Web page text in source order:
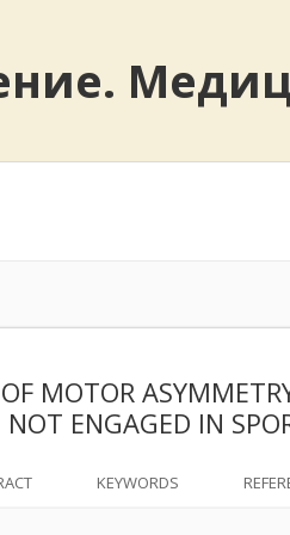
MOTOR
ENGAGED IN
KEYWORDS